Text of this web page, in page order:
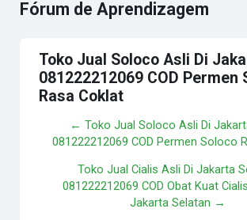
Fórum de Aprendizagem
Toko Jual Soloco Asli Di
081222212069 COD Permen
Rasa Coklat
← Toko Jual Soloco Asli Di
081222212069 COD Permen Soloco
Toko Jual Cialis Asli Di Jakarta
081222212069 COD Obat Kuat
Jakarta Selatan →